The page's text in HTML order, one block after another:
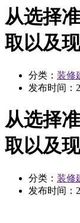
从选择
取以及
分类： 装修
发布时间：
从选择
取以及
分类： 装修
发布时间：